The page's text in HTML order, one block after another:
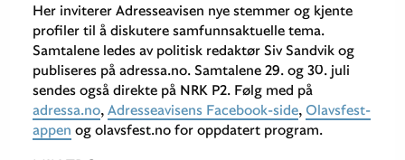
Her inviterer Adresseavisen nye stemmer og kjente
profiler til å diskutere samfunnsaktuelle tema.
Samtalene ledes av politisk redaktør Siv Sandvik og
publiseres på adressa.no. Samtalene 29. og 30. juli
sendes også direkte på NRK P2. Følg med på
adressa.no,Adresseavisens Facebook-side, Olavsfest-
appen og olavsfest.no for oppdatert program.